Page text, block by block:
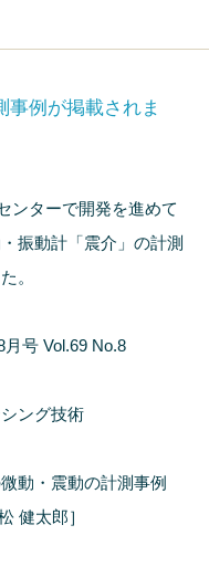
事例が掲載されま
ンターで開発を進めて
振動計「震介」の計測
。
号 Vol.69 No.8
ング技術
動・震動の計測事例
健太郎］